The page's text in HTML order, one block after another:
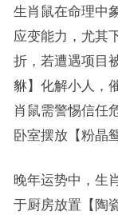
生肖鼠在命理中
应变能力，尤其
折，若遭遇项目
貅】化解小人，
肖鼠需警惕信任
卧室摆放【粉晶
晚年运势中，生
于厨房放置【陶